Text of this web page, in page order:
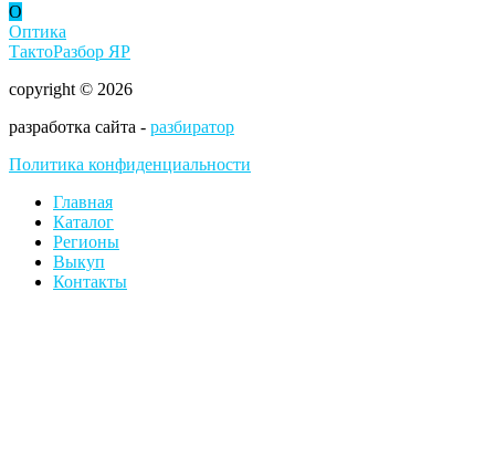
О
Оптика
ТактоРазбор ЯР
copyright © 2026
разработка сайта - разбиратор
Политика конфиденциальности
Главная
Каталог
Регионы
Выкуп
Контакты